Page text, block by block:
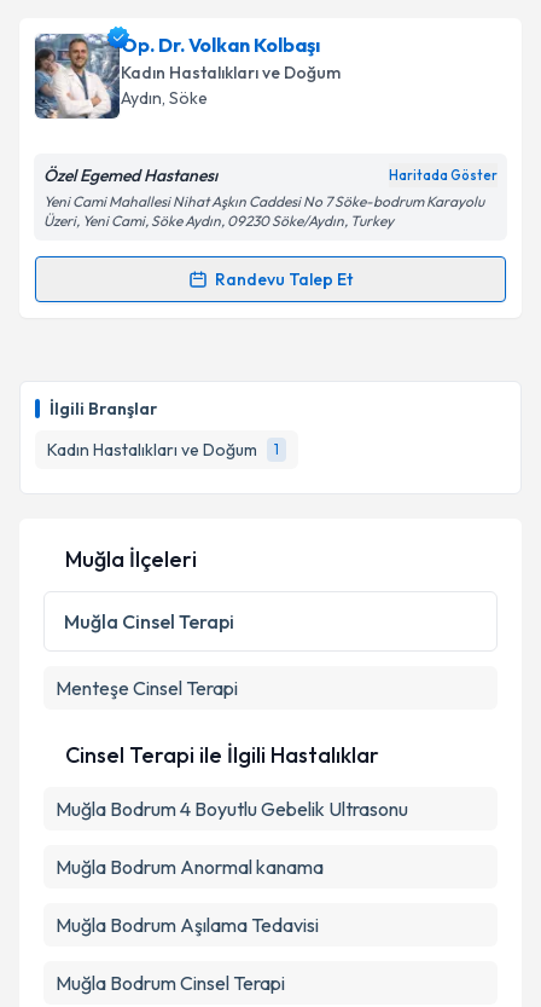
İlgili Branşlar
Kadın Hastalıkları ve Doğum
1
Op. Dr. Volkan Kolbaşı
Kadın Hastalıkları ve Doğum
Aydın, Söke
Özel Egemed Hastanesı Haritada Göster
Yeni Cami Mahallesi Nihat Aşkın Caddesi No 7 Söke-bodrum Karayolu
Üzeri, Yeni Cami, Söke Aydın, 09230 Söke/Aydın, Turkey
Randevu Talep Et
Randevu Takvimi Talebi
takvim hazırlandığında e-posta ile bilgilendireceğiz.
Kişisel verilerimin işlenmesine ilişkinAydınlatma
Metni
'ni okudum ve kişisel verilerimin belirtilen
kapsamda işlenmesini kabul ediyorum.
Muğla İlçeleri
Muğla Cinsel Terapi
Menteşe Cinsel Terapi
Cinsel Terapi ile İlgili Hastalıklar
Muğla Bodrum 4 Boyutlu Gebelik Ultrasonu
Muğla Bodrum Anormal kanama
Muğla Bodrum Aşılama Tedavisi
Muğla Bodrum Cinsel Terapi